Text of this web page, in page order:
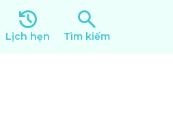
Lịch hẹn Tìm kiếm